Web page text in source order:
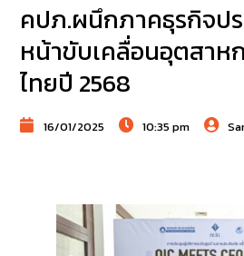
คปภ.ผนึกภาคธุรกิจป
หน้าขับเคลื่อนอุตสาห
ไทยปี 2568
16/01/2025 10:35 pm